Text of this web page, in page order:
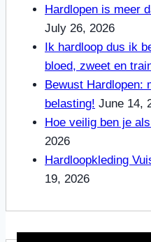
Hardlopen is meer
July 26, 2026
Ik hardloop dus ik
bloed, zweet en
Bewust Hardlopen:
belasting! June 14,
Hoe veilig ben je
2026
Hardloopkleding
19, 2026